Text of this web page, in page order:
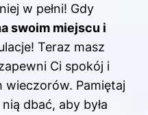
w pełni! Gdy
swoim miejscu i
Teraz masz
Ci spokój i
Pamiętaj
dbać, aby była